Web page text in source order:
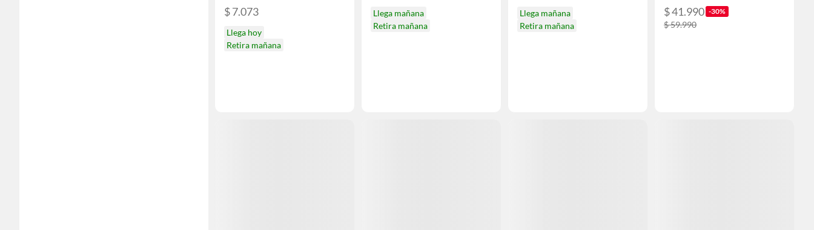
$ 7.073
Llega hoy
Retira mañana
Llega mañana
Retira mañana
Llega mañana
Retira mañana
$ 41.990 -30%
$ 59.990